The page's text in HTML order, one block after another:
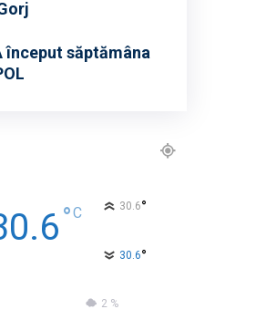
început săptămâna
°C 30.6°
30.6°
2 %